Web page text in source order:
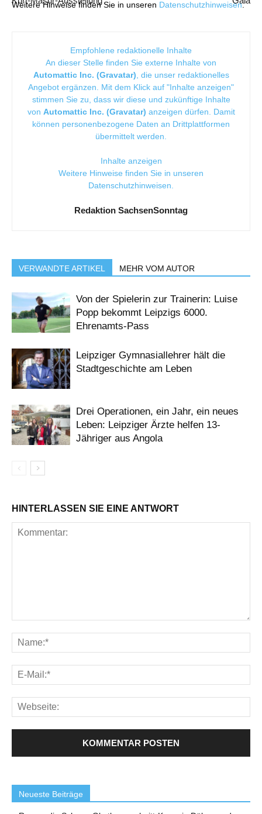
Weitere Hinweise finden Sie in unseren Datenschutzhinweisen.
Empfohlene redaktionelle Inhalte
An dieser Stelle finden Sie externe Inhalte von
Automattic Inc. (Gravatar), die unser redaktionelles
Angebot ergänzen. Mit dem Klick auf "Inhalte anzeigen"
stimmen Sie zu, dass wir diese und zukünftige Inhalte
von Automattic Inc. (Gravatar) anzeigen dürfen. Damit
können personenbezogene Daten an Drittplattformen
übermittelt werden.
Inhalte anzeigen
Weitere Hinweise finden Sie in unseren
Datenschutzhinweisen.
Redaktion SachsenSonntag
VERWANDTE ARTIKEL MEHR VOM AUTOR
Von der Spielerin zur Trainerin: Luise
Popp bekommt Leipzigs 6000.
Ehrenamts-Pass
Leipziger Gymnasiallehrer hält die
Stadtgeschichte am Leben
Drei Operationen, ein Jahr, ein neues
Leben: Leipziger Ärzte helfen 13-
Jähriger aus Angola
HINTERLASSEN SIE EINE ANTWORT
Neueste Beiträge